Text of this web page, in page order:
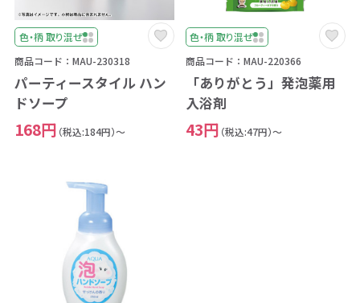
色・柄 取り混ぜ
商品コード：MAU-230318
パーティースタイル ハン
ドソープ
168円 （税込:184円）～
色・柄 取り混ぜ
商品コード：MAU-220366
「ありがとう」発泡薬用
入浴剤
43円 （税込:47円）～